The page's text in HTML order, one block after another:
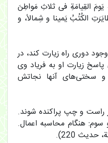
القِیامَةِ فی ثلاثِ مَواطِنَ
الکُتُبُ یَمینا و شِمالاً، و
دوری راه زیارت کند، در
زیارت او به فریاد وی
و سختی‌های آنها نجاتش
راست و چپ پراکنده شوند.
هنگام محاسبه اعمال.
220).